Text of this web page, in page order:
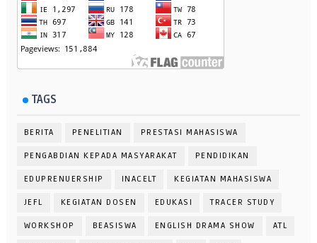
TAGS
BERITA PENELITIAN PRESTASI MAHASISWA
PENGABDIAN KEPADA MASYARAKAT PENDIDIKAN
EDUPRENUERSHIP INACELT KEGIATAN MAHASISWA
JEFL KEGIATAN DOSEN EDUKASI TRACER STUDY
WORKSHOP BEASISWA ENGLISH DRAMA SHOW ATL